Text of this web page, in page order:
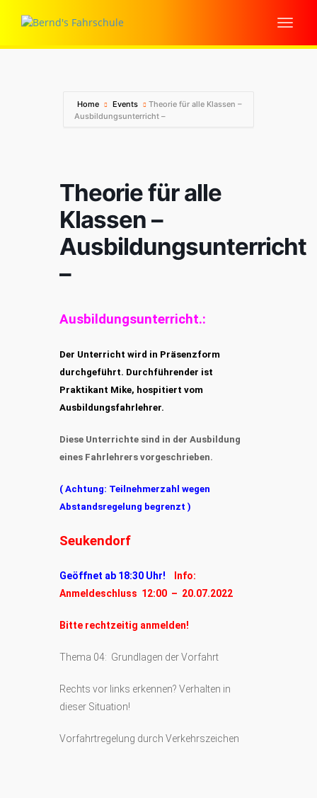
Home Events
Theorie für alle Klassen –
Ausbildungsunterricht –
Theorie für alle
Klassen –
Ausbildungsunterricht
–
Ausbildungsunterricht.:
Der Unterricht wird in Präsenzform
durchgeführt. Durchführender ist
Praktikant Mike, hospitiert vom
Ausbildungsfahrlehrer.
Diese Unterrichte sind in der Ausbildung
eines Fahrlehrers vorgeschrieben.
( Achtung: Teilnehmerzahl wegen
Abstandsregelung begrenzt )
Seukendorf
Geöffnet ab 18:30 Uhr!
Info:
Anmeldeschluss 12:00 – 20.07.2022
Bitte rechtzeitig anmelden!
Thema 04: Grundlagen der Vorfahrt
Rechts vor links erkennen? Verhalten in
dieser Situation!
Vorfahrtregelung durch Verkehrszeichen